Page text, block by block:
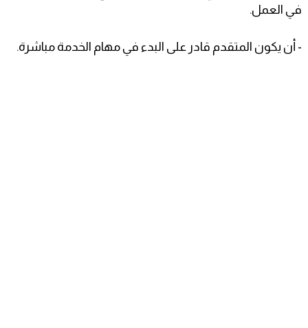
في العمل.
- أن يكون المتقدم قادر على البدء في مهام الخدمة مباشرة.